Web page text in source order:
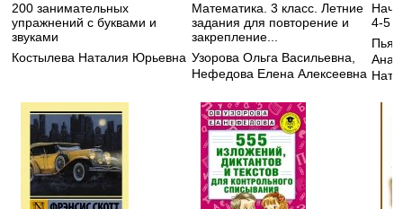
200 занимательных
упражнений с буквами и
звуками
Костылева Наталия Юрьевна
Математика. 3 класс. Летние
задания для повторение и
закрепление...
Узорова Ольга Васильевна
Нефедова Елена Алексеевна
4-5